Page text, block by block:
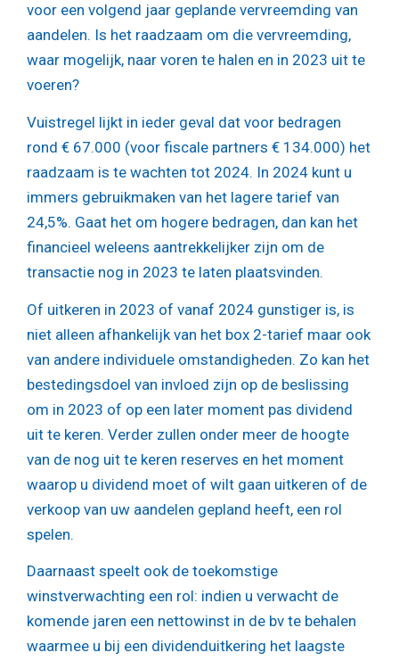
voor een volgend jaar geplande vervreemding van
aandelen. Is het raadzaam om die vervreemding,
waar mogelijk, naar voren te halen en in 2023 uit te
voeren?
Vuistregel lijkt in ieder geval dat voor bedragen
rond € 67.000 (voor fiscale partners € 134.000) het
raadzaam is te wachten tot 2024. In 2024 kunt u
immers gebruikmaken van het lagere tarief van
24,5%. Gaat het om hogere bedragen, dan kan het
financieel weleens aantrekkelijker zijn om de
transactie nog in 2023 te laten plaatsvinden.
Of uitkeren in 2023 of vanaf 2024 gunstiger is, is
niet alleen afhankelijk van het box 2-tarief maar ook
van andere individuele omstandigheden. Zo kan het
bestedingsdoel van invloed zijn op de beslissing
om in 2023 of op een later moment pas dividend
uit te keren. Verder zullen onder meer de hoogte
van de nog uit te keren reserves en het moment
waarop u dividend moet of wilt gaan uitkeren of de
verkoop van uw aandelen gepland heeft, een rol
spelen.
Daarnaast speelt ook de toekomstige
winstverwachting een rol: indien u verwacht de
komende jaren een nettowinst in de bv te behalen
waarmee u bij een dividenduitkering het laagste